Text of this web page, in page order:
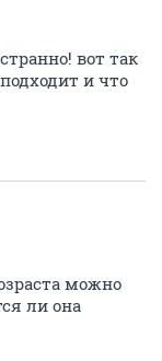
вот так
и что
можно
ли она